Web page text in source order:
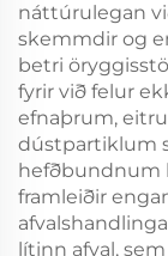
náttúrulegan
skemmdir og
betri
fyrir við felur
efnaþrum,
dústpartiklum
hefðbundnum
framleiðir
lítinn afval,